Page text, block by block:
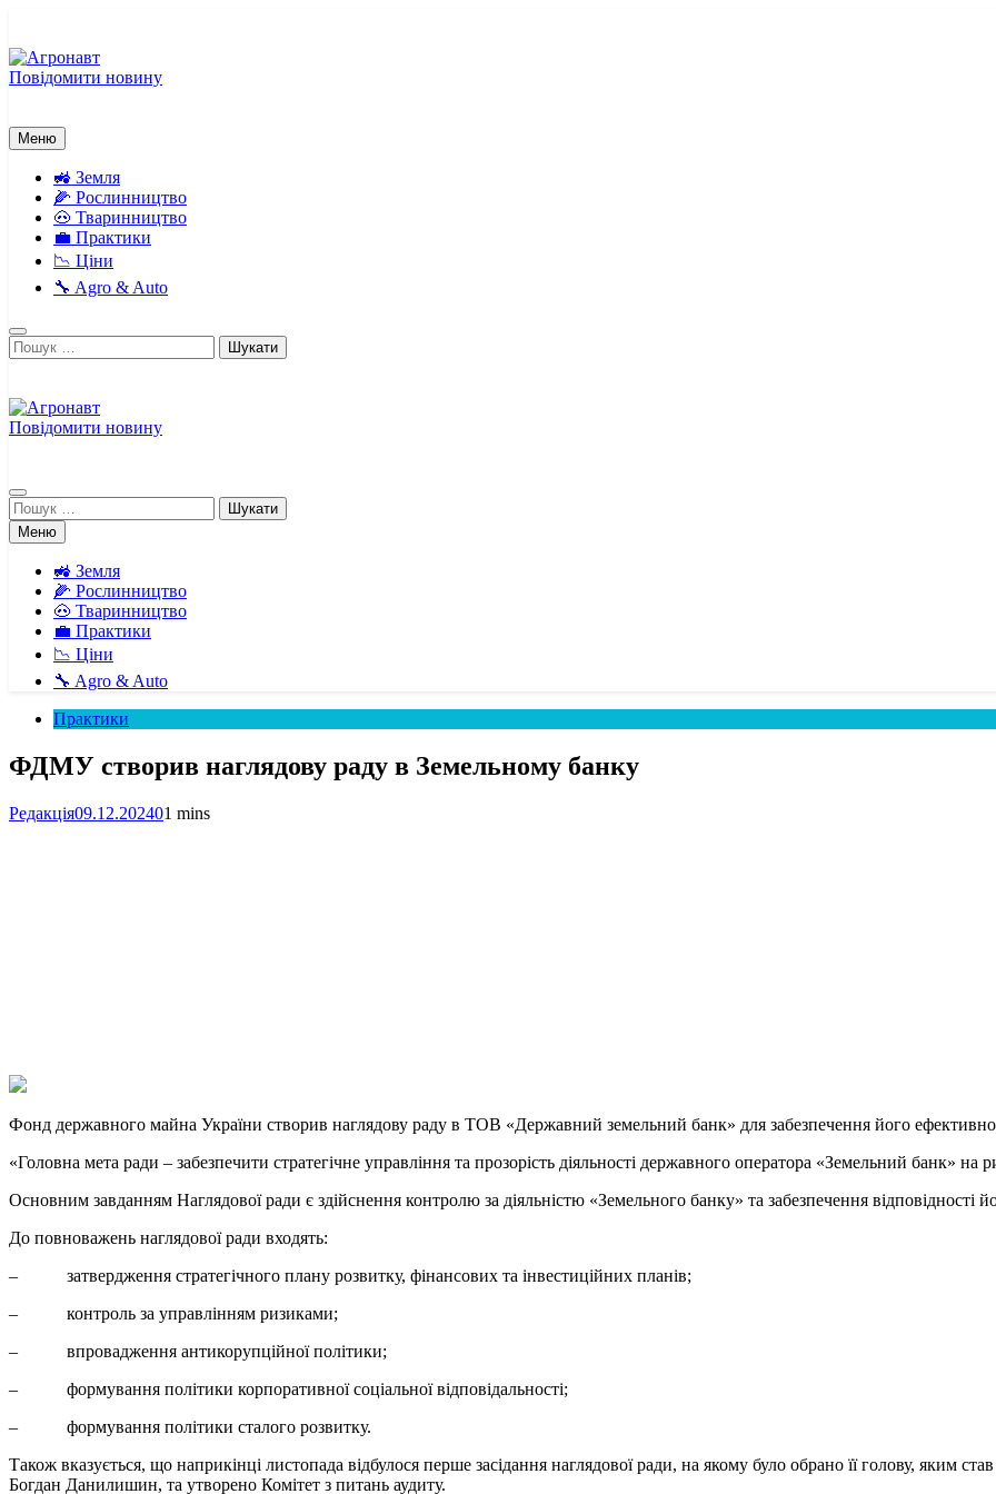
вмісту
Повідомити новину
Меню
🚜 Земля
🌽 Рослинництво
🐽 Тваринництво
💼 Практики
📉 Ціни
🔧 Agro & Auto
Пошук:
Повідомити новину
Пошук:
Меню
🚜 Земля
🌽 Рослинництво
🐽 Тваринництво
💼 Практики
📉 Ціни
🔧 Agro & Auto
Практики
ФДМУ створив наглядову раду в Земельному банку
Редакція09.12.202401 mins
Link
Print
Фонд державного майна України створив наглядову раду в ТОВ «Державний земельний банк» для забезпечення його
«Головна мета ради – забезпечити стратегічне управління та прозорість діяльності державного оператора «Земельний банк» на
Основним завданням Наглядової ради є здійснення контролю за діяльністю «Земельного банку» та забезпечення відповідності
До повноважень наглядової ради входять:
– затвердження стратегічного плану розвитку, фінансових та інвестиційних планів;
– контроль за управлінням ризиками;
– впровадження антикорупційної політики;
– формування політики корпоративної соціальної відповідальності;
– формування політики сталого розвитку.
Також вказується, що наприкінці листопада відбулося перше засідання наглядової ради, на якому було обрано її голову, яким
Богдан Данилишин, та утворено Комітет з питань аудиту.